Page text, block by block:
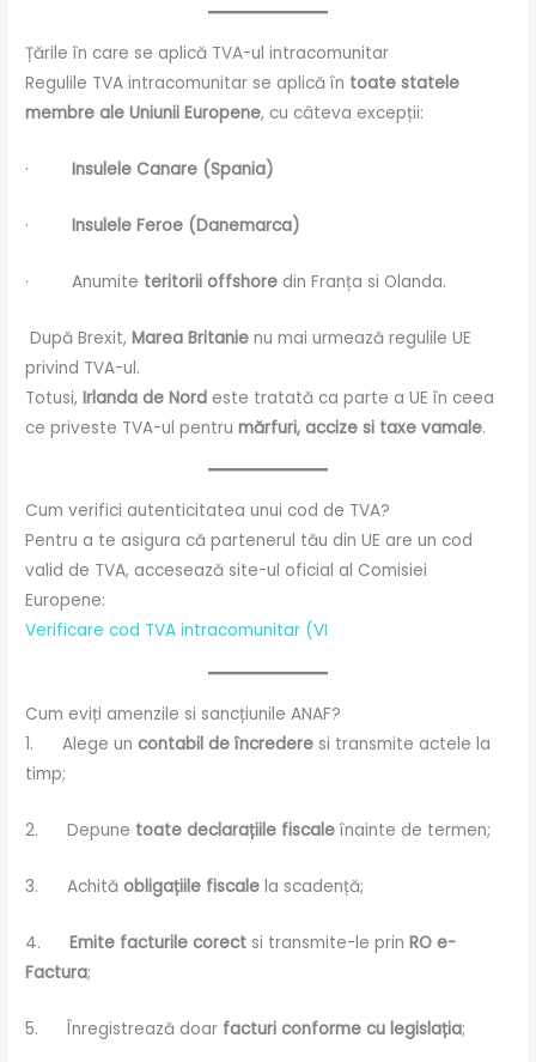
Țările în care se aplică TVA-ul intracomunitar
Regulile TVA intracomunitar se aplică în toate statele
membre ale Uniunii Europene, cu câteva excepții:
·Insulele Canare (Spania)
·Insulele Feroe (Danemarca)
· Anumite teritorii offshore din Franța si Olanda.
După Brexit,Marea Britanie nu mai urmează regulile UE
privind TVA-ul.
Totusi,Irlanda de Nord este tratată ca parte a UE în ceea
ce priveste TVA-ul pentrumărfuri, accize si taxe vamale.
Cum verifici autenticitatea unui cod de TVA?
Pentru a te asigura că partenerul tău din UE are un cod
valid de TVA, accesează site-ul oficial al Comisiei
Europene:
Verificare cod TVA intracomunitar (VI
Cum eviți amenzile si sancțiunile ANAF?
1. Alege uncontabil de încredere si transmite actele la
timp;
2. Depune toate declarațiile fiscale înainte de termen;
3. Achităobligațiile fiscale la scadență;
4.Emite facturile corect si transmite-le prinRO e-
Factura;
5. Înregistrează doar facturi conforme cu legislația;